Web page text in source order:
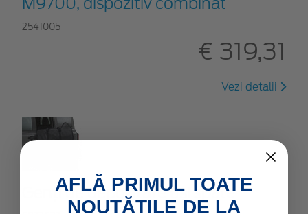
2541005
€ 319,31
Vezi detalii
Genți de depozitare uși spate
AFLĂ PRIMUL TOATE
NOUTĂȚILE DE LA